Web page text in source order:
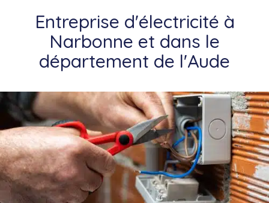
Entreprise d'électricité à
Narbonne et dans le
département de l'Aude